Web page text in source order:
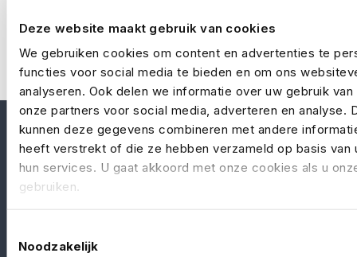
Deze website maakt gebruik van cookies
We gebruiken cookies om content en advertenties te
functies voor social media te bieden en om ons
analyseren. Ook delen we informatie over uw gebruik
onze partners voor social media, adverteren en analyse.
kunnen deze gegevens combineren met andere
heeft verstrekt of die ze hebben verzameld op basis van
hun services. U gaat akkoord met onze cookies als u
gebruiken.
Noodzakelijk
verzekeringsspecialist voor de evenementen-,